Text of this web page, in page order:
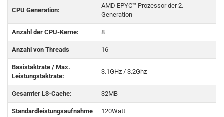
CPU Generation:
AMD EPYC™ Prozessor der 2.
Generation
Anzahl der CPU-Kerne: 8
Anzahl von Threads 16
Basistaktrate / Max.
Leistungstaktrate:
3.1GHz / 3.2Ghz
Gesamter L3-Cache: 32MB
Standardleistungsaufnahme 120Watt